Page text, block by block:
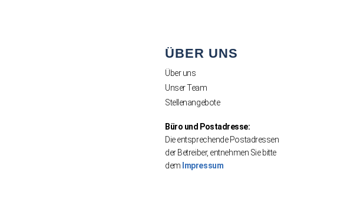
ÜBER UNS
Über uns
Unser Team
Stellenangebote
Büro und Postadresse:
Die entsprechende Postadressen
der Betreiber, entnehmen Sie bitte
dem Impressum